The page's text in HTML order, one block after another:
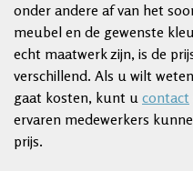
onder andere af van het
meubel en de gewenste
echt maatwerk zijn, is de
verschillend. Als u wilt
gaat kosten, kunt u contact
ervaren medewerkers
prijs.